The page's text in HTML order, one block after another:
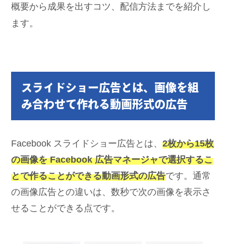
概要から成果を出すコツ、配信方法までを紹介し
ます。
スライドショー広告とは、画像を組
み合わせて作れる動画形式の広告
Facebook スライドショー広告とは、2枚から15枚
の画像を Facebook 広告マネージャで選択するこ
とで作ることができる動画形式の広告です。通常
の画像広告との違いは、数秒で次の画像を表示さ
せることができる点です。